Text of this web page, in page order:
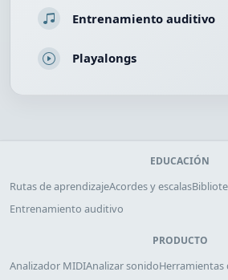
Entrenamiento auditivo
Playalongs
EDUCACIÓN
Rutas de aprendizajeAcordes y escalas
Entrenamiento auditivo
PRODUCTO
Analizador MIDIAnalizar sonido